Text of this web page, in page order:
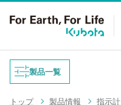
コンテンツへスキップ
製品一覧
トップ 製品情報 指示計